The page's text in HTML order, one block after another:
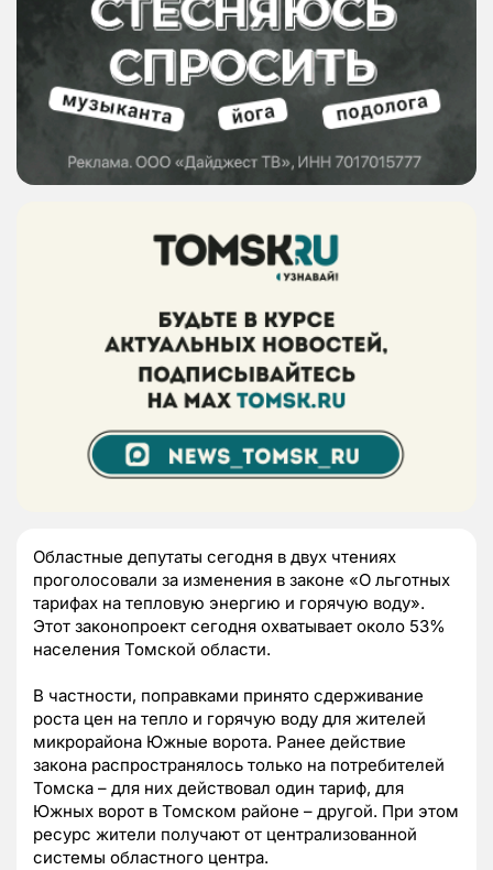
Областные депутаты сегодня в двух чтениях
проголосовали за изменения в законе «О льготных
тарифах на тепловую энергию и горячую воду».
Этот законопроект сегодня охватывает около 53%
населения Томской области.
В частности, поправками принято сдерживание
роста цен на тепло и горячую воду для жителей
микрорайона Южные ворота. Ранее действие
закона распространялось только на потребителей
Томска – для них действовал один тариф, для
Южных ворот в Томском районе – другой. При этом
ресурс жители получают от централизованной
системы областного центра.